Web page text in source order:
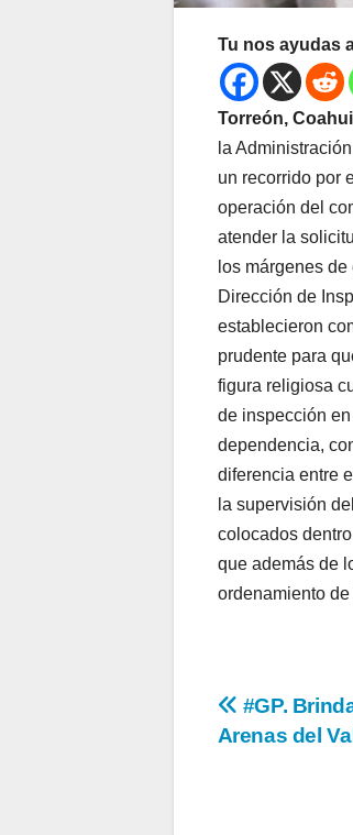
Tu nos ayudas
Torreón,
la
un recorrido por
operación del
atender la
los márgenes
Dirección de
establecieron
prudente para
figura religiosa
de inspección
dependencia,
diferencia entre
la supervisión
colocados
que además de
ordenamiento
#GP.
Arenas del